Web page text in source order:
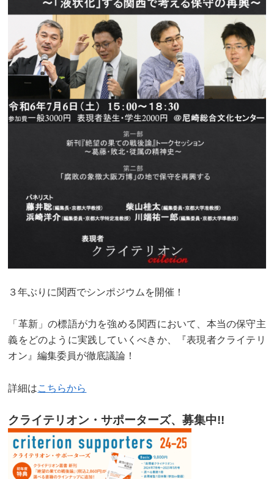
３年ぶりに関西でシンポジウムを開催！
「革新」の標語が力を強める関西において、本当の保守主
義をどのように実践していくべきか、『表現者クライテリ
オン』編集委員が徹底議論！
詳細はこちらから
クライテリオン・サポーターズ、募集中!!